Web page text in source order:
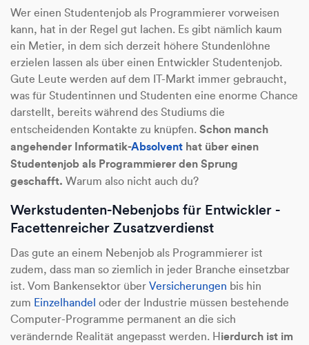
Wer einen Studentenjob als Programmierer vorweisen
kann, hat in der Regel gut lachen. Es gibt nämlich kaum
ein Metier, in dem sich derzeit höhere Stundenlöhne
erzielen lassen als über einen Entwickler Studentenjob.
Gute Leute werden auf dem IT-Markt immer gebraucht,
was für Studentinnen und Studenten eine enorme Chance
darstellt, bereits während des Studiums die
entscheidenden Kontakte zu knüpfen. Schon manch
angehender Informatik-Absolvent hat über einen
Studentenjob als Programmierer den Sprung
geschafft. Warum also nicht auch du?
Werkstudenten-Nebenjobs für Entwickler -
Facettenreicher Zusatzverdienst
Das gute an einem Nebenjob als Programmierer ist
zudem, dass man so ziemlich in jeder Branche einsetzbar
ist. Vom Bankensektor über Versicherungen bis hin
zum Einzelhandel oder der Industrie müssen bestehende
Computer-Programme permanent an die sich
verändernde Realität angepasst werden. Hierdurch ist im